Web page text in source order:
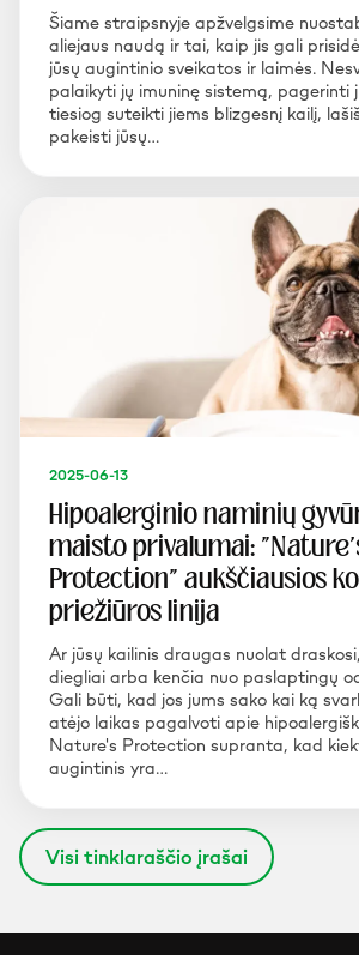
Šiame straipsnyje apžvelgsime
aliejaus naudą ir tai, kaip jis gali
jūsų augintinio sveikatos ir laimės.
palaikyti jų imuninę sistemą, pagerinti
tiesiog suteikti jiems blizgesnį kailį,
pakeisti jūsų…
2025-06-13
Hipoalerginio naminių
maisto privalumai:
Protection" aukščiausios
priežiūros linija
Ar jūsų kailinis draugas nuolat
diegliai arba kenčia nuo paslaptingų
Gali būti, kad jos jums sako kai ką
atėjo laikas pagalvoti apie
Nature's Protection supranta, kad
augintinis yra…
Visi tinklaraščio įrašai